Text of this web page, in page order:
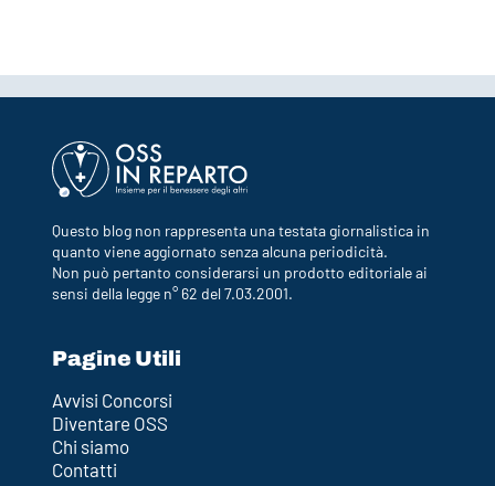
Questo blog non rappresenta una testata giornalistica in
quanto viene aggiornato senza alcuna periodicità.
Non può pertanto considerarsi un prodotto editoriale ai
sensi della legge n° 62 del 7.03.2001.
Pagine Utili
Avvisi Concorsi
Diventare OSS
Chi siamo
Contatti